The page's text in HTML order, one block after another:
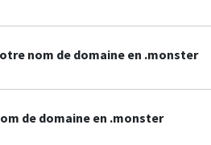
nom de domaine en .monster
de domaine en .monster